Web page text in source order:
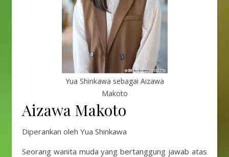
Yua Shinkawa sebagai Aizawa
Makoto
Aizawa Makoto
Diperankan oleh Yua Shinkawa
Seorang wanita muda yang bertanggung jawab atas